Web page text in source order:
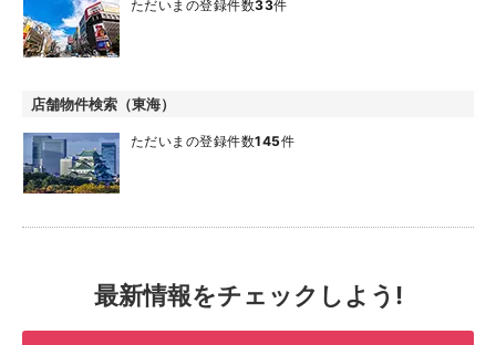
ただいまの登録件数33件
店舗物件検索（東海）
ただいまの登録件数145件
最新情報をチェックしよう!